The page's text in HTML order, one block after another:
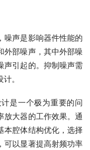
噪声是影响器件性能的
外部噪声，其中外部噪
声引起的。抑制噪声需
。
是一个极为重要的问
放大器的工作效果。通
本腔体结构优化，选择
可以显著提高射频功率